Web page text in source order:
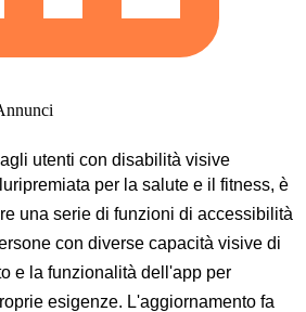
utenti con disabilità visive
per la salute e il fitness, è
una serie di funzioni di accessibilità
con diverse capacità visive di
e la funzionalità dell'app per
esigenze. L'aggiornamento fa